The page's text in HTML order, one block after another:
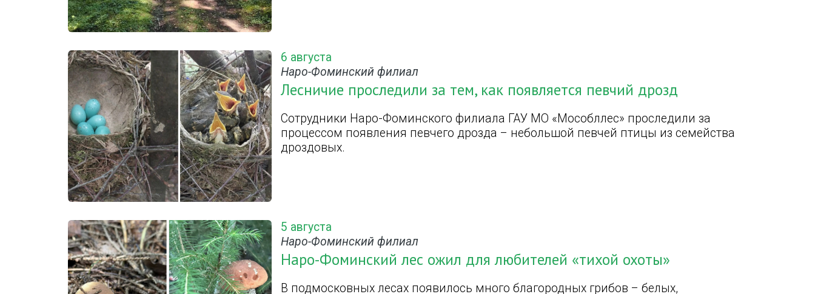
6 августа
Наро-Фоминский филиал
Лесничие проследили за тем, как появляется певчий дрозд
Сотрудники Наро-Фоминского филиала ГАУ МО «Мособллес» проследили за
процессом появления певчего дрозда – небольшой певчей птицы из семейства
дроздовых.
5 августа
Наро-Фоминский филиал
Наро-Фоминский лес ожил для любителей «тихой охоты»
В подмосковных лесах появилось много благородных грибов – белых,